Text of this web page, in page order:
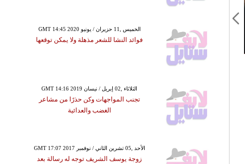
GMT 14:45 2020 الخميس ,11 حزيران / يونيو
فوائد النشا للشعر مذهلة ولا يمكن توقعها
GMT 14:16 2019 الثلاثاء ,02 إبريل / نيسان
تجنب المواجهات وكن حذرًا من مشاعر
الغضب والعدائية
GMT 17:07 2017 الأحد ,05 تشرين الثاني / نوفمبر
زوجة يوسف الشريف توجه له رسالة بعد